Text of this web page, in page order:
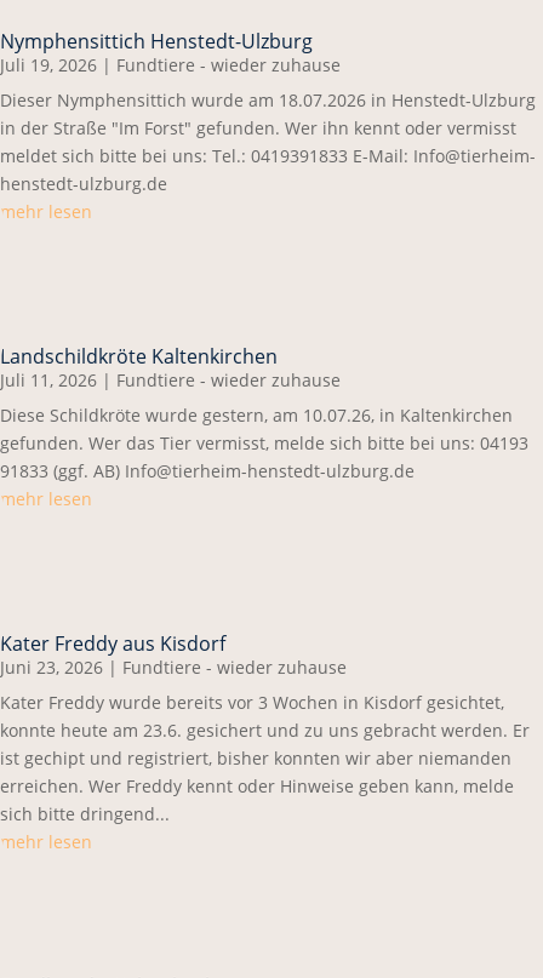
Nymphensittich Henstedt-Ulzburg
Juli 19, 2026 | Fundtiere - wieder zuhause
Dieser Nymphensittich wurde am 18.07.2026 in Henstedt-Ulzburg
in der Straße "Im Forst" gefunden. Wer ihn kennt oder vermisst
meldet sich bitte bei uns: Tel.: 0419391833 E-Mail: Info@tierheim-
henstedt-ulzburg.de
mehr lesen
Landschildkröte Kaltenkirchen
Juli 11, 2026 | Fundtiere - wieder zuhause
Diese Schildkröte wurde gestern, am 10.07.26, in Kaltenkirchen
gefunden. Wer das Tier vermisst, melde sich bitte bei uns: 04193
91833 (ggf. AB) Info@tierheim-henstedt-ulzburg.de
mehr lesen
Kater Freddy aus Kisdorf
Juni 23, 2026 | Fundtiere - wieder zuhause
Kater Freddy wurde bereits vor 3 Wochen in Kisdorf gesichtet,
konnte heute am 23.6. gesichert und zu uns gebracht werden. Er
ist gechipt und registriert, bisher konnten wir aber niemanden
erreichen. Wer Freddy kennt oder Hinweise geben kann, melde
sich bitte dringend...
mehr lesen